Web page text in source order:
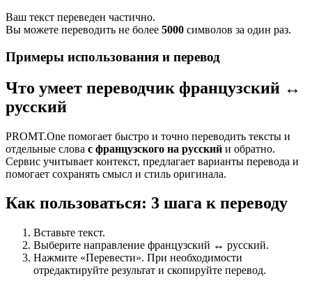
Ваш текст переведен частично.
Вы можете переводить не более 5000 символов за один раз.
Примеры использования и перевод
Что умеет переводчик французский ↔
русский
PROMT.One помогает быстро и точно переводить тексты и
отдельные слова с французского на русский и обратно.
Сервис учитывает контекст, предлагает варианты перевода и
помогает сохранять смысл и стиль оригинала.
Как пользоваться: 3 шага к переводу
Вставьте текст.
Выберите направление французский ↔ русский.
Нажмите «Перевести». При необходимости
отредактируйте результат и скопируйте перевод.